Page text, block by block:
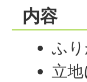
内容
ふ
立